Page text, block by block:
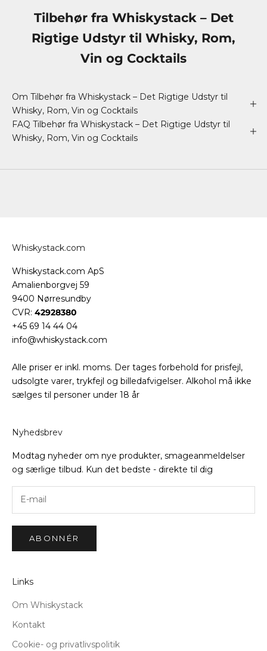
Tilbehør fra Whiskystack – Det
Rigtige Udstyr til Whisky, Rom,
Vin og Cocktails
Om Tilbehør fra Whiskystack – Det Rigtige Udstyr til
Whisky, Rom, Vin og Cocktails
FAQ Tilbehør fra Whiskystack – Det Rigtige Udstyr til
Whisky, Rom, Vin og Cocktails
Whiskystack.com
Whiskystack.com ApS
Amalienborgvej 59
9400 Nørresundby
CVR: 42928380
+45 69 14 44 04
info@whiskystack.com
Alle priser er inkl. moms. Der tages forbehold for prisfejl,
udsolgte varer, trykfejl og billedafvigelser. Alkohol må ikke
sælges til personer under 18 år
Nyhedsbrev
Modtag nyheder om nye produkter, smageanmeldelser
og særlige tilbud. Kun det bedste - direkte til dig
ABONNÉR
Links
Om Whiskystack
Kontakt
Cookie- og privatlivspolitik